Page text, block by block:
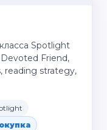
Spotlight
Devoted Friend,
reading strategy,